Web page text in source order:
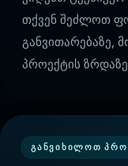
თქვენ შეძლოთ
განვითარებაზე,
პროექტის
ᲒᲐᲜᲕᲘᲮᲘᲚᲝᲗ